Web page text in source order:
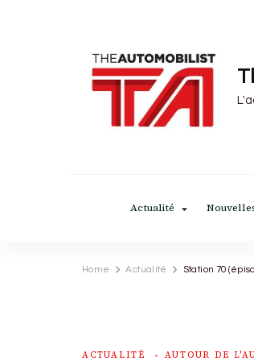
Actualité
Home Actualité Station 70
ACTUALITÉ AUTOUR DE